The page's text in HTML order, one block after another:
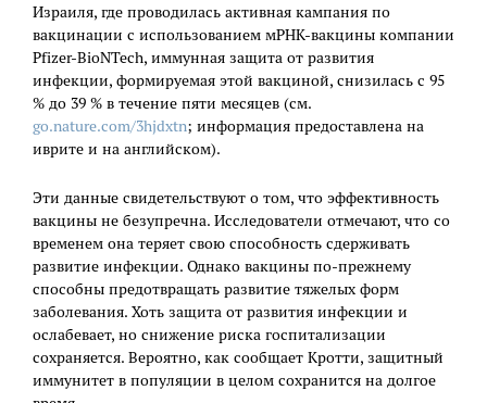
Израиля, где проводилась активная кампания по
вакцинации с использованием мРНК-вакцины компании
Pfizer-BioNTech, иммунная защита от развития
инфекции, формируемая этой вакциной, снизилась с 95
% до 39 % в течение пяти месяцев (см.
go.nature.com/3hjdxtn; информация предоставлена на
иврите и на английском).
Эти данные свидетельствуют о том, что эффективность
вакцины не безупречна. Исследователи отмечают, что со
временем она теряет свою способность сдерживать
развитие инфекции. Однако вакцины по-прежнему
способны предотвращать развитие тяжелых форм
заболевания. Хоть защита от развития инфекции и
ослабевает, но снижение риска госпитализации
сохраняется. Вероятно, как сообщает Кротти, защитный
иммунитет в популяции в целом сохранится на долгое